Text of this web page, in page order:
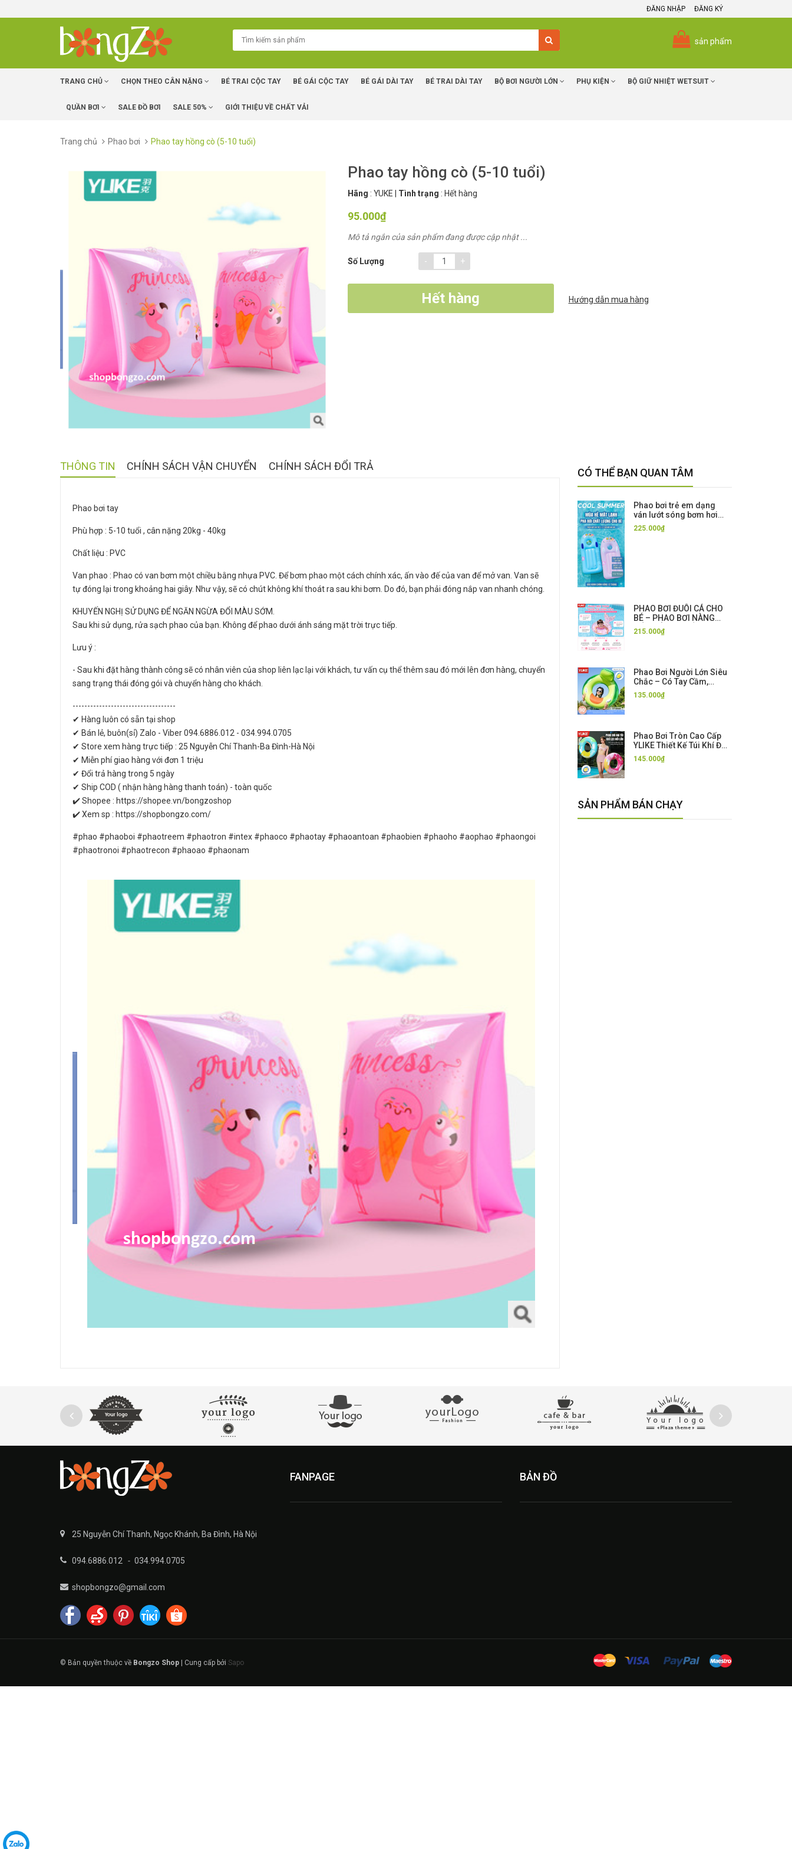
ĐĂNG NHẬP ĐĂNG KÝ
sản phẩm
TRANG CHỦ CHỌN THEO CÂN NẶNG BÉ TRAI CỘC TAY BÉ GÁI CỘC TAY BÉ GÁI DÀI TAY BÉ TRAI DÀI TAY BỘ BƠI NGƯỜI LỚN PHỤ KIỆN BỘ GIỮ NHIỆT WETSUIT
QUẦN BƠI SALE ĐỒ BƠI SALE 50% GIỚI THIỆU VỀ CHẤT VẢI
Trang chủ Phao bơi Phao tay hồng cò (5-10 tuổi)
Phao tay hồng cò (5-10 tuổi)
Hãng : YUKE Tình trạng : Hết hàng
95.000₫
Mô tả ngắn của sản phẩm đang được cập nhật ...
Số Lượng - +
Hết hàng Hướng dẫn mua hàng
THÔNG TIN CHÍNH SÁCH VẬN CHUYỂN CHÍNH SÁCH ĐỔI TRẢ
Phao bơi tay
Phù hợp : 5-10 tuổi , cân nặng 20kg - 40kg
Chất liệu : PVC
Van phao : Phao có van bơm một chiều bằng nhựa PVC. Để bơm phao một cách chính xác, ấn vào đế của van để mở van. Van sẽ
tự đóng lại trong khoảng hai giây. Như vậy, sẽ có chút không khí thoát ra sau khi bơm. Do đó, bạn phải đóng nắp van nhanh chóng.
KHUYẾN NGHỊ SỬ DỤNG ĐỂ NGĂN NGỪA ĐỔI MÀU SỚM.
Sau khi sử dụng, rửa sạch phao của bạn. Không để phao dưới ánh sáng mặt trời trực tiếp.
Lưu ý :
- Sau khi đặt hàng thành công sẽ có nhân viên của shop liên lạc lại với khách, tư vấn cụ thể thêm sau đó mới lên đơn hàng, chuyển
sang trạng thái đóng gói và chuyển hàng cho khách.
-----------------------------------
✔ Hàng luôn có sẵn tại shop
✔ Bán lẻ, buôn(sỉ) Zalo - Viber 094.6886.012 - 034.994.0705
✔ Store xem hàng trực tiếp : 25 Nguyễn Chí Thanh-Ba Đình-Hà Nội
✔ Miễn phí giao hàng với đơn 1 triệu
✔ Đổi trả hàng trong 5 ngày
✔ Ship COD ( nhận hàng hàng thanh toán) - toàn quốc
✔️ Shopee : https://shopee.vn/bongzoshop
✔️ Xem sp : https://shopbongzo.com/
#phao #phaoboi #phaotreem #phaotron #intex #phaoco #phaotay #phaoantoan #phaobien #phaoho #aophao #phaongoi
#phaotronoi #phaotrecon #phaoao #phaonam
CÓ THỂ BẠN QUAN TÂM
Phao bơi trẻ em dạng
ván lướt sóng bơm hơi
có tay cầm – dày dặn,
tập bơi & chơi nước cho
225.000₫
PHAO BƠI ĐUÔI CÁ CHO
BÉ – PHAO BƠI NÀNG
TIÊN CÁ CAO CẤP
215.000₫
Phao Bơi Người Lớn Siêu
Chắc – Có Tay Cầm,
Chống Lật, Bơi Cực An
Toàn
135.000₫
Phao Bơi Tròn Cao Cấp
YLIKE Thiết Kế Túi Khí Đôi
An Toàn Chống Lật Cho
Người Lớn - Tặng Kèm
145.000₫
SẢN PHẨM BÁN CHẠY
25 Nguyễn Chí Thanh, Ngọc Khánh, Ba Đình, Hà Nội
094.6886.012 - 034.994.0705
shopbongzo@gmail.com
FANPAGE BẢN ĐỒ
© Bản quyền thuộc về Bongzo Shop | Cung cấp bởi Sapo